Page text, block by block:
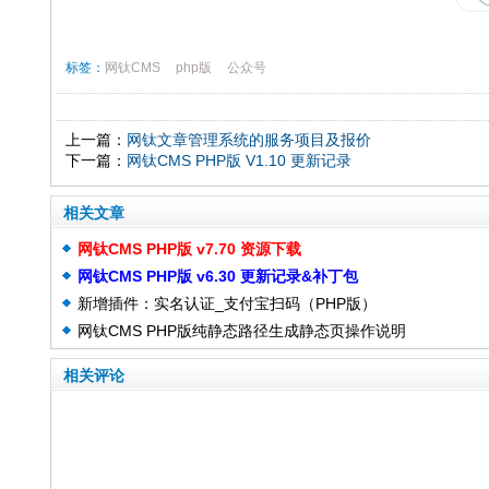
标签： 网钛CMS php版 公众号
上一篇： 网钛文章管理系统的服务项目及报价
下一篇： 网钛CMS PHP版 V1.10 更新记录
相关文章
网钛CMS PHP版 v7.70 资源下载
网钛CMS PHP版 v6.30 更新记录&补丁包
新增插件：实名认证_支付宝扫码（PHP版）
网钛CMS PHP版纯静态路径生成静态页操作说明
相关评论